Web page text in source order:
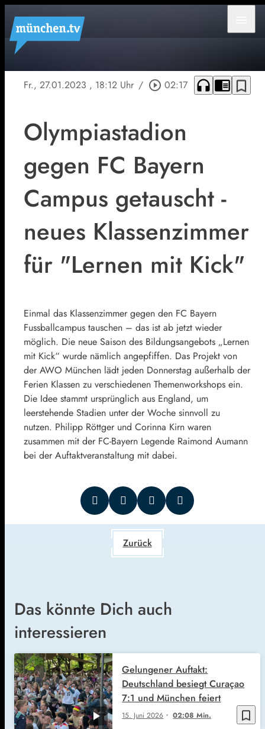
Fr., 27.01.2023 , 18:12 Uhr / play_circle_outline 02:17 headphones chrome_reader_mode bookmark_border
Olympiastadion
gegen FC Bayern
Campus getauscht -
neues Klassenzimmer
für "Lernen mit Kick"
Einmal das Klassenzimmer gegen den FC Bayern
Fussballcampus tauschen – das ist ab jetzt wieder
möglich. Die neue Saison des Bildungsangebots „Lernen
mit Kick“ wurde nämlich angepfiffen. Das Projekt von
der AWO München lädt jeden Donnerstag außerhalb der
Ferien Klassen zu verschiedenen Themenworkshops ein.
Die Idee stammt ursprünglich aus England, um
leerstehende Stadien unter der Woche sinnvoll zu
nutzen. Philipp Röttger und Corinna Kirn waren
zusammen mit der FC-Bayern Legende Raimond Aumann
bei der Auftaktveranstaltung mit dabei.
Zurück
Das könnte Dich auch
interessieren
bookmark_border
15. Juni 2026 02:08 Min.
Gelungener Auftakt:
Deutschland besiegt Curaçao
7:1 und München feiert